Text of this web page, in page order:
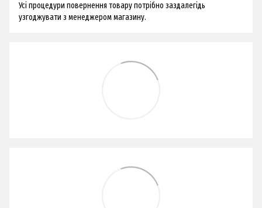
Усі процедури повернення товару потрібно заздалегідь
узгоджувати з менеджером магазину.